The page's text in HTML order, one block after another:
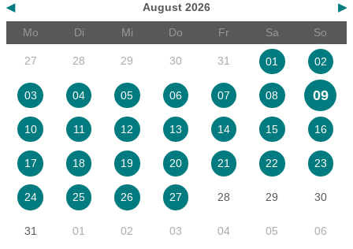
◀ ▶
August 2026
Mo
Di Mi Do Fr Sa So
27 28 29 30 31 01 02
03 04 05 06 07 08 09
10 11 12 13 14 15 16
17 18 19 20 21 22 23
24 25 26 27 28 29 30
31 01 02 03 04 05 06